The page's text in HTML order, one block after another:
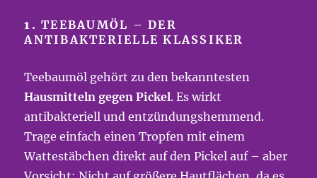
1.TEEBAUMÖL – DER
ANTIBAKTERIELLE KLASSIKER
Teebaumöl gehört zu den bekanntesten
Hausmitteln gegen Pickel. Es wirkt
antibakteriell und entzündungshemmend.
Trage einfach einen Tropfen mit einem
Wattestäbchen direkt auf den Pickel auf – aber